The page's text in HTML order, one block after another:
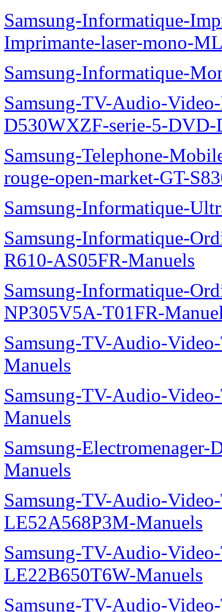
Samsung-Informatique-
Imprimante-laser-mono-
Samsung-Informatique-
Samsung-TV-Audio-
D530WXZF-serie-5-DVD-
Samsung-Telephone-
rouge-open-market-GT-
Samsung-Informatique-
Samsung-Informatique-
R610-AS05FR-Manuels
Samsung-Informatique-
NP305V5A-T01FR-
Samsung-TV-Audio-
Manuels
Samsung-TV-Audio-
Manuels
Samsung-
Manuels
Samsung-TV-Audio-
LE52A568P3M-Manuels
Samsung-TV-Audio-
LE22B650T6W-Manuels
Samsung-TV-Audio-